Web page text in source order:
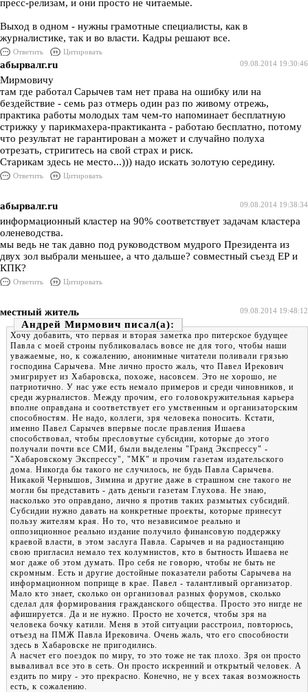
пресс-релизам, и они просто не читаемые.
Выход в одном - нужны грамотные специалисты, как в
журналистике, так и во власти. Кадры решают все.
Ответить
Цитировать
09.08.2014 19:30:46
абырвалг.ru
Мирмовичу
там где работал Сарычев там нет права на ошибку или на
бездействие - семь раз отмерь один раз по живому отрежь,
практика работы молодых там чем-то напоминает бесплатную
стрижку у парикмахера-практиканта - работаю бесплатно, потому
что результат не гарантирован а может и случайно полуха
отрезать, стригитесь на свой страх и риск.
Старикам здесь не место...))) надо искать золотую середину.
Ответить Цитировать
09.08.2014 19:38:34
абырвалг.ru
информационный кластер на 90% соответствует задачам кластера
оленеводства.
мы ведь не так давно под руководством мудрого Президента из
двух зол выбрали меньшее, а что дальше? совместный съезд ЕР и
КПК?
Ответить Цитировать
09.08.2014 19:48:12
местный житель
Андрей Мирмович
Хочу добавить, что первая и вторая заметка про питерское будущее
Павла с моей строны публиковалась вовсе не для того, чтобы наши
уважаемые, но, к сожалению, анонимные читатели поливали грязью
господина Сарычева. Мне лично просто жаль, что Павел Ирекович
эмигрирует из Хабаровска, похоже, насовсем. Это не хорошо, не
патриотично. У нас уже есть немало примеров и среди чиновников, и
среди журналистов. Между прочим, его головокружительная карьера
вполне оправдана и соответствует его умственным и организаторским
способностям. Не надо, коллеги, зря человека поносить. Кстати,
именно Павел Сарычев впервые после правления Ишаева
способствовал, чтобы пресловутые субсидии, которые до этого
получали почти все СМИ, были выделены "Гранд Экспрессу" -
"Хабаровскому Экспрессу", "МК" и прочим газетам издательского
дома. Никогда бы такого не случилось, не будь Павла Сарычева.
Никакой Чернышов, Зимина и другие даже в страшном сне такого не
могли бы представить - дать деньги газетам Глухова. Не знаю,
насколько это оправдано, лично я против таких размытых субсидий.
Субсидии нужно давать на конкретные проекты, которые принесут
пользу жителям края. Но то, что независимое реально и
оппозиционное реально издание получило финансовую поддержку
краевой власти, в этом заслуга Павла. Сарычев и на радиостанцию
свою пригласил немало тех колумнистов, кто в бытность Ишаева не
мог даже об этом думать. Про себя не говорю, чтобы не быть не
скромным. Есть и другие достойные показатели работы Сарычева на
информационном поприще в крае. Павел - талантливый организатор.
Мало кто знает, сколько он организовал разных форумов, сколько
сделал для формирования гражданского общества. Просто это нигде не
афишируется. Да и не нужно. Просто не хочется, чтобы зря на
человека бочку катили. Меня в этой ситуации расстроил, повторюсь,
отъезд на ПМЖ Павла Ирековича. Очень жаль, что его способности
здесь в Хабаровске не пригодились.
А насчет его поездок по миру, то это тоже не так плохо. Зря он просто
вываливал все это в сеть. Он просто искренний и открытый человек. А
ездить по миру - это прекрасно. Конечно, не у всех такая возможность
есть, к сожалению.